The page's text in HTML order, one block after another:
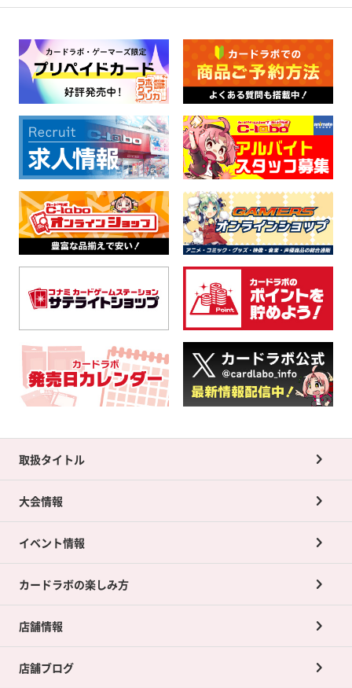
取扱タイトル
大会情報
イベント情報
カードラボの楽しみ方
店舗情報
店舗ブログ